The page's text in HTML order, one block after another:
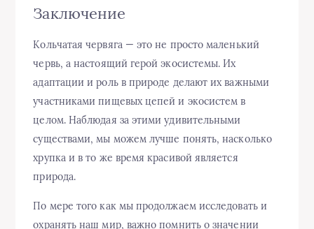
Заключение
Кольчатая червяга — это не просто маленький
червь, а настоящий герой экосистемы. Их
адаптации и роль в природе делают их важными
участниками пищевых цепей и экосистем в
целом. Наблюдая за этими удивительными
существами, мы можем лучше понять, насколько
хрупка и в то же время красивой является
природа.
По мере того как мы продолжаем исследовать и
охранять наш мир, важно помнить о значении